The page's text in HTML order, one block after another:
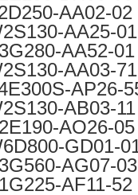
AA02-02
AA25-01
AA52-01
AA03-71
AP26-
AB03-11
AO26-05
GD01-
AG07-03
AF11-52